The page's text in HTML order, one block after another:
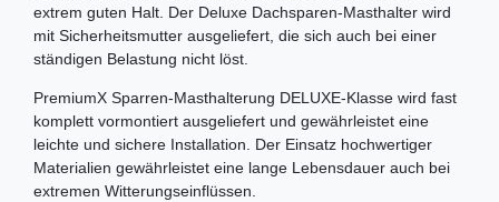
extrem guten Halt. Der Deluxe Dachsparen-Masthalter wird
mit Sicherheitsmutter ausgeliefert, die sich auch bei einer
ständigen Belastung nicht löst.
PremiumX Sparren-Masthalterung DELUXE-Klasse wird fast
komplett vormontiert ausgeliefert und gewährleistet eine
leichte und sichere Installation. Der Einsatz hochwertiger
Materialien gewährleistet eine lange Lebensdauer auch bei
extremen Witterungseinflüssen.